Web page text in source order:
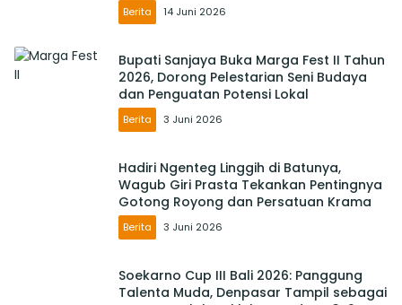
Berita 14 Juni 2026
Bupati Sanjaya Buka Marga Fest II Tahun
2026, Dorong Pelestarian Seni Budaya
dan Penguatan Potensi Lokal
Berita 3 Juni 2026
Hadiri Ngenteg Linggih di Batunya,
Wagub Giri Prasta Tekankan Pentingnya
Gotong Royong dan Persatuan Krama
Berita 3 Juni 2026
Soekarno Cup III Bali 2026: Panggung
Talenta Muda, Denpasar Tampil sebagai